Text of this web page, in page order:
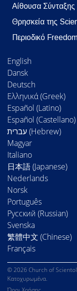
Αίθουσα
Θρησκεία της
Περιοδικό
English
Dansk
Deutsch
Ελληνικά (Greek)
Español (Latino)
Español (Castellano)
Magyar
Italiano
日本語 (Japanese)
Nederlands
Norsk
Português
Русский (Russian)
Svenska
繁體中文 (Chinese)
Français
© 2026 Church of
Κατοχυρωμένα.